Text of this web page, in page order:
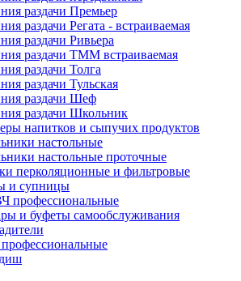
раздачи Премьер
раздачи Регата - встраиваемая
раздачи Ривьера
раздачи ТММ встраиваемая
раздачи Толга
раздачи Тульская
раздачи Шеф
раздачи Школьник
напитков и сыпучих продуктов
настольные
настольные проточные
перколяционные и фильтровые
и супницы
профессиональные
и буфеты самообслуживания